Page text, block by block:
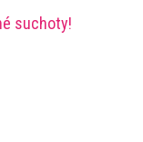
suchoty!